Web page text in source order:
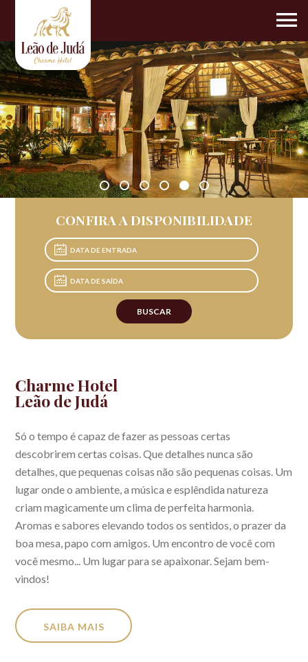
CONFIRA A DISPONIBILIDADE
BUSCAR
Charme Hotel
Leão de Judá
Só o tempo é capaz de fazer as pessoas certas
descobrirem certas coisas. Que detalhes nunca são
detalhes, que pequenas coisas não são pequenas coisas. Um
lugar onde o ambiente, a música e esplêndida natureza
criam magicamente um clima de perfeita harmonia.
Aromas e sabores elevando todos os sentidos, o prazer da
boa mesa, papo com amigos. Um encontro de você com
você mesmo... Um lugar para se apaixonar. Sejam bem-
vindos!
SAIBA MAIS